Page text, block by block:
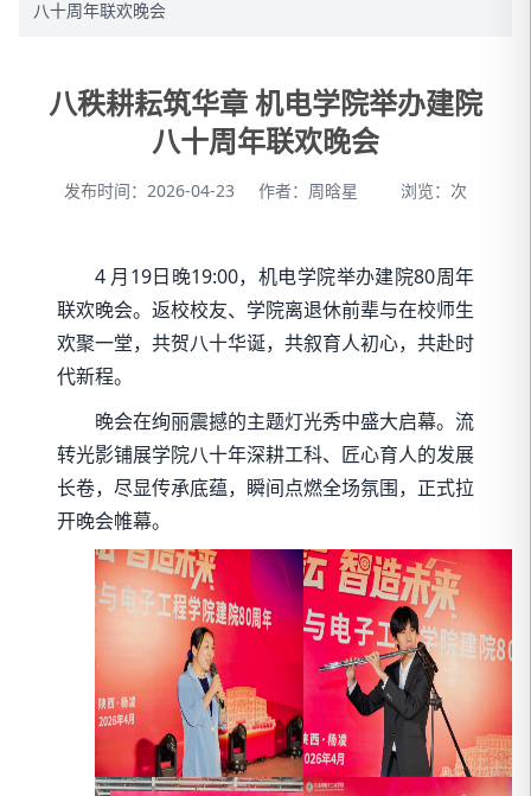
八十周年联欢晚会
八秩耕耘筑华章 机电学院举办建院
八十周年联欢晚会
发布时间：2026-04-23 作者：周晗星 浏览： 次
4 月19日晚19:00，机电学院举办建院80周年
联欢晚会。返校校友、学院离退休前辈与在校师生
欢聚一堂，共贺八十华诞，共叙育人初心，共赴时
代新程。
晚会在绚丽震撼的主题灯光秀中盛大启幕。流
转光影铺展学院八十年深耕工科、匠心育人的发展
长卷，尽显传承底蕴，瞬间点燃全场氛围，正式拉
开晚会帷幕。